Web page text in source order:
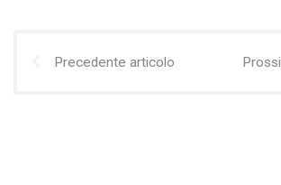
Precedente articolo